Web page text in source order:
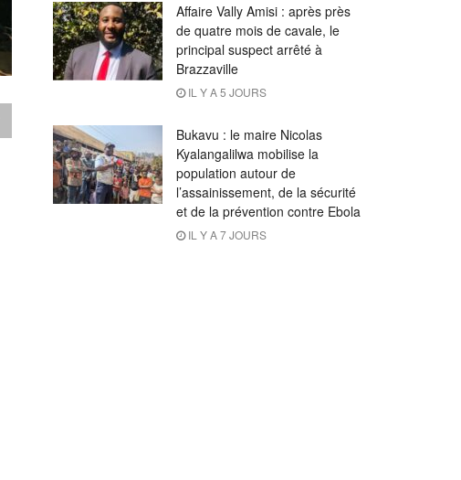
Affaire Vally Amisi : après près
de quatre mois de cavale, le
principal suspect arrêté à
Brazzaville
IL Y A 5 JOURS
Bukavu : le maire Nicolas
Kyalangalilwa mobilise la
population autour de
l’assainissement, de la sécurité
et de la prévention contre Ebola
IL Y A 7 JOURS